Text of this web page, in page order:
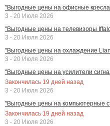
"Выгодные цены на офисные
3 - 20 Июля 2026
"Выгодные цены на телевизоры
3 - 20 Июля 2026
"Выгодные цены на охлаждение
3 - 20 Июля 2026
"Выгодные цены на усилители
Закончилась 19 дней назад
3 - 20 Июля 2026
"Выгодные цены на компьютерные
Закончилась 19 дней назад
3 - 20 Июля 2026